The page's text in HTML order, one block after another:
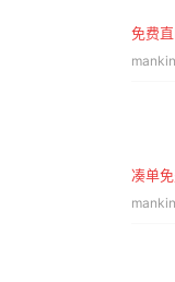
免费
凑单